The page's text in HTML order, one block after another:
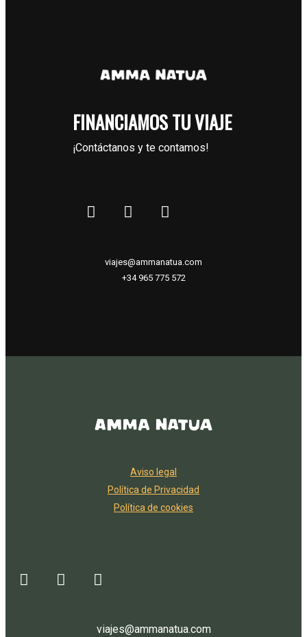
FINANCIAMOS TU VIAJE
¡Contáctanos y te contamos!
viajes@ammanatua.com
+34 965 775 572
Aviso legal
Política de Privacidad
Política de cookies
viajes@ammanatua.com